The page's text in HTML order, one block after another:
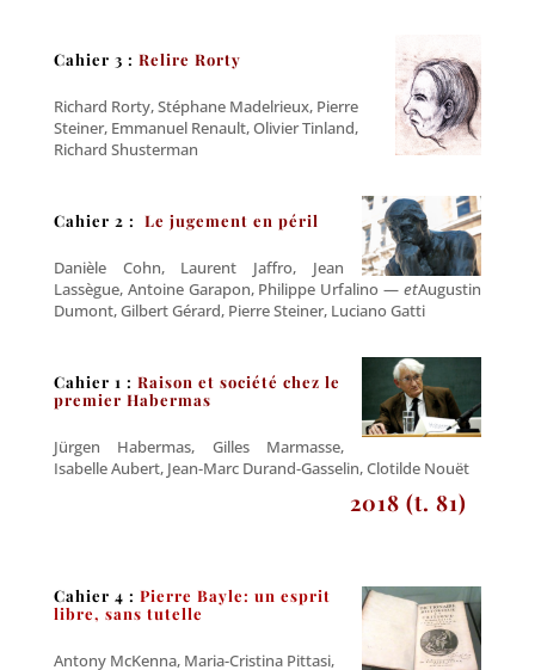
Cahier 3 : Relire Rorty
Richard Rorty, Stéphane Madelrieux, Pierre
Steiner, Emmanuel Renault, Olivier Tinland,
Richard Shusterman
Cahier 2 : Le jugement en péril
Danièle Cohn, Laurent Jaffro, Jean
Lassègue, Antoine Garapon, Philippe Urfalino —etAugustin
Dumont, Gilbert Gérard, Pierre Steiner, Luciano Gatti
Cahier 1 : Raison et société chez le
premier Habermas
Jürgen Habermas, Gilles Marmasse,
Isabelle Aubert, Jean-Marc Durand-Gasselin, Clotilde Nouët
2018 (t. 81)
Cahier 4 : Pierre Bayle: un esprit
libre, sans tutelle
Antony McKenna, Maria-Cristina Pittasi,